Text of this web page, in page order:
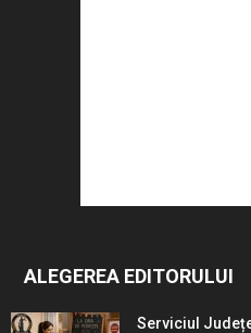
ALEGEREA EDITORULUI
Serviciul